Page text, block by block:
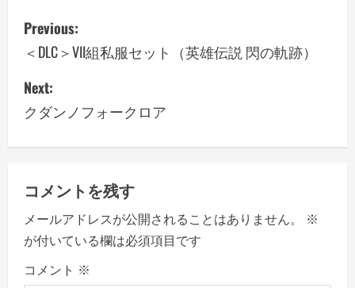
P
o
s
t
n
a
v
i
Previous:
＜DLC＞VII組私服セット（英雄伝説 閃の軌跡）
Next:
クダンノフォークロア
コメントを残す
メールアドレスが公開されることはありません。
※
が付いている欄は必須項目です
コメント ※